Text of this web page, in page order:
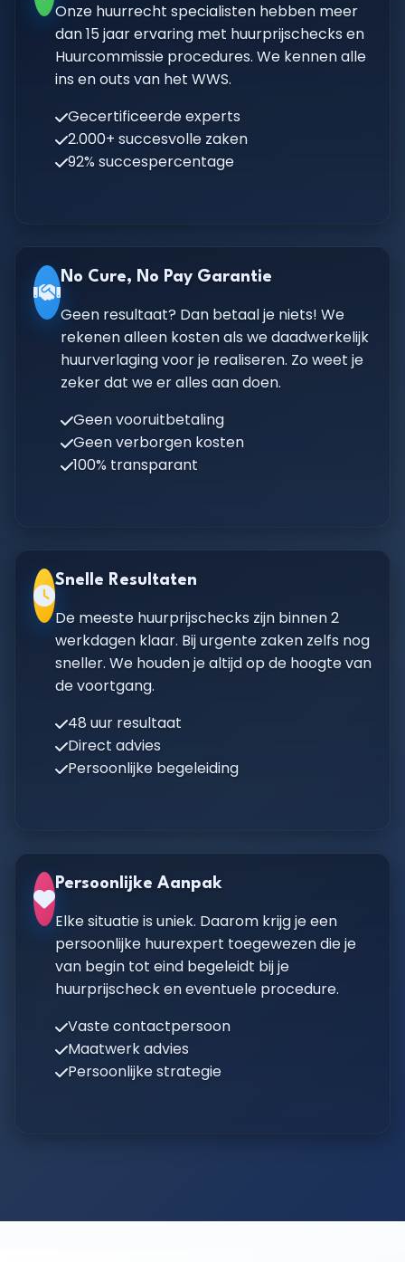
Onze huurrecht specialisten hebben meer
dan 15 jaar ervaring met huurprijschecks en
Huurcommissie procedures. We kennen alle
ins en outs van het WWS.
Gecertificeerde experts
2.000+ succesvolle zaken
92% succespercentage
No Cure, No Pay Garantie
Geen resultaat? Dan betaal je niets! We
rekenen alleen kosten als we daadwerkelijk
huurverlaging voor je realiseren. Zo weet je
zeker dat we er alles aan doen.
Geen vooruitbetaling
Geen verborgen kosten
100% transparant
Snelle Resultaten
De meeste huurprijschecks zijn binnen 2
werkdagen klaar. Bij urgente zaken zelfs nog
sneller. We houden je altijd op de hoogte van
de voortgang.
48 uur resultaat
Direct advies
Persoonlijke begeleiding
Persoonlijke Aanpak
Elke situatie is uniek. Daarom krijg je een
persoonlijke huurexpert toegewezen die je
van begin tot eind begeleidt bij je
huurprijscheck en eventuele procedure.
Vaste contactpersoon
Maatwerk advies
Persoonlijke strategie